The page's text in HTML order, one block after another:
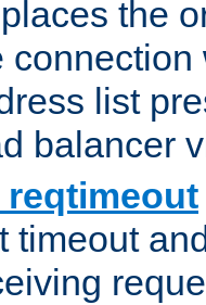
the
connection
list
balancer
timeout